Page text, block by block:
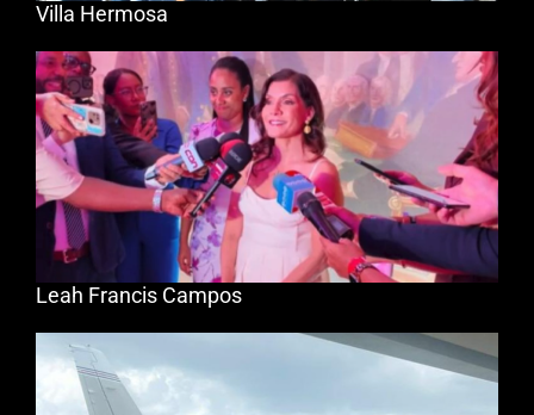
Villa Hermosa
Leah Francis Campos